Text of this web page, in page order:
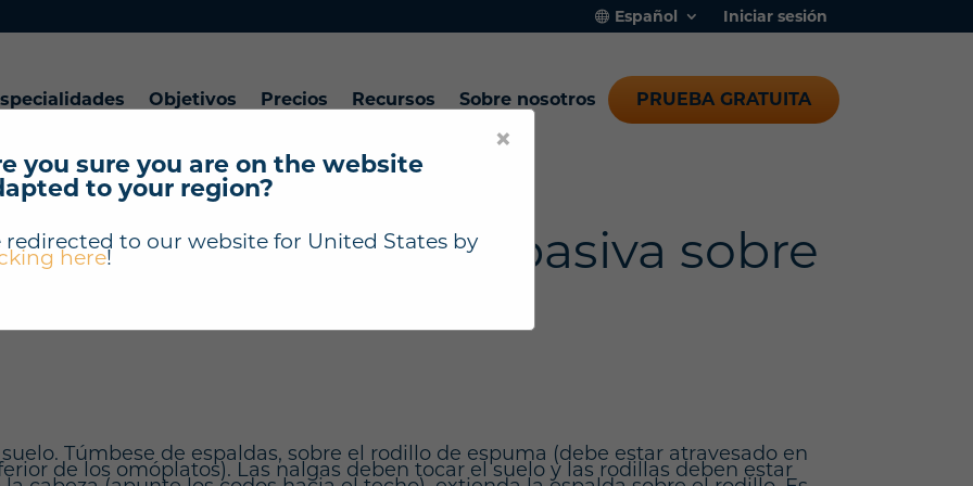
×
you sure you are on the website
to your region?
redirected to our website for United States by
here!
Español Iniciar sesión
Objetivos Precios Recursos Sobre nosotros PRUEBA GRATUITA
"Extensión torácica pasiva sobre
?
Túmbese de espaldas, sobre el rodillo de espuma (debe estar atravesado en
de los omóplatos). Las nalgas deben tocar el suelo y las rodillas deben estar